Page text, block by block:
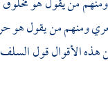
ومنهم من يقول
الأقوال قولالسلف